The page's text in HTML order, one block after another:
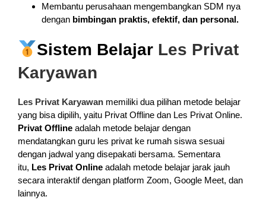
Membantu perusahaan mengembangkan SDM nya
dengan bimbingan praktis, efektif, dan personal.
Sistem Belajar Les Privat
Karyawan
Les Privat Karyawanmemiliki dua pilihan metode belajar
yang bisa dipilih, yaitu Privat Offline dan Les Privat Online.
Privat Offlineadalah metode belajar dengan
mendatangkan guru les privat ke rumah siswa sesuai
dengan jadwal yang disepakati bersama. Sementara
itu, Les Privat Onlineadalah metode belajar jarak jauh
secara interaktif dengan platform Zoom, Google Meet, dan
lainnya.